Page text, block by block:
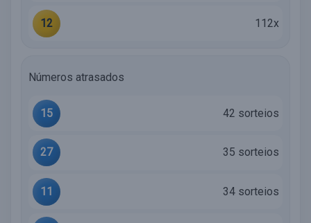
12 112x
Números atrasados
15 42 sorteios
27 35 sorteios
11 34 sorteios